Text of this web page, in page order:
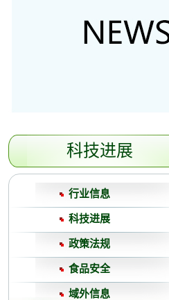
科技进展
行业信息
科技进展
政策法规
食品安全
域外信息